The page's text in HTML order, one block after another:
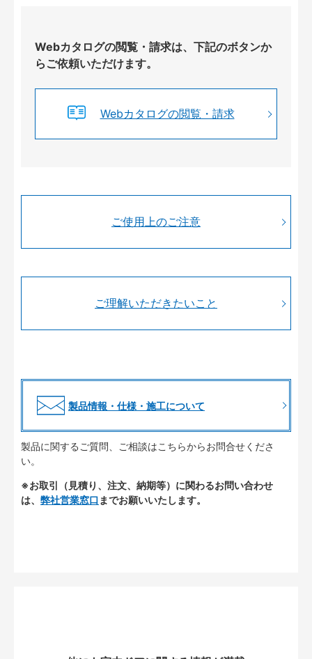
Webカタログの閲覧・請求は、下記のボタンか
らご依頼いただけます。
Webカタログの閲覧・請求
ご使用上のご注意
ご理解いただきたいこと
製品情報・仕様・施工について
製品に関するご質問、ご相談はこちらからお問合せくださ
い。
※お取引（見積り、注文、納期等）に関わるお問い合わせ
は、 弊社営業窓口 までお願いいたします。